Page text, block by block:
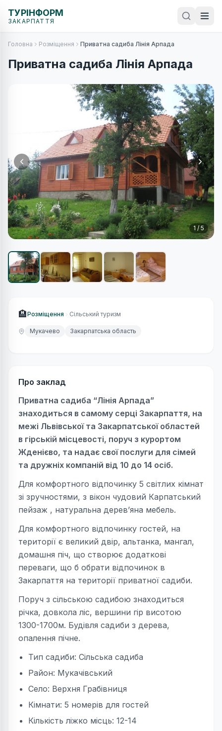
ТУРІНФОРМ
ЗАКАРПАТТЯ
Головна Розміщення Приватна садиба Лінія Арпада
Приватна садиба Лінія Арпада
1 /5
🏨Розміщення Сільський туризм
Мукачево Закарпатська область
Про заклад
Приватна садиба “Лінія Арпада”
знаходиться в самому серці Закарпаття, на
межі Львівської та Закарпатської областей
в гірській місцевості, поруч з курортом
Жденієво, та надає свої послуги для сімей
та дружніх компаній від 10 до 14 осіб.
Для комфортного відпочинку 5 світлих кімнат
зі зручностями, з вікон чудовий Карпатський
пейзаж , натуральна дерев’яна мебель.
Для комфортного відпочинку гостей, на
території є великий двір, альтанка, мангал,
домашня піч, що створює додаткові
переваги, що б обрати відпочинок в
Закарпаття на території приватної садиби.
Поруч з сільською садибою знаходиться
річка, довкола ліс, вершини гір висотою
1300-1700м. Будівля садиби з дерева,
опалення пічне.
Тип садиби: Сільська садиба
Район: Мукачівський
Село: Верхня Грабівниця
Кімнати: 5 номерів для гостей
Кількість ліжко місць: 12-14